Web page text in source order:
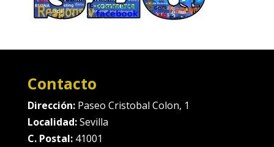
Contacto
Dirección: Paseo Cristobal Colon, 1
Localidad:Sevilla
C. Postal:41001